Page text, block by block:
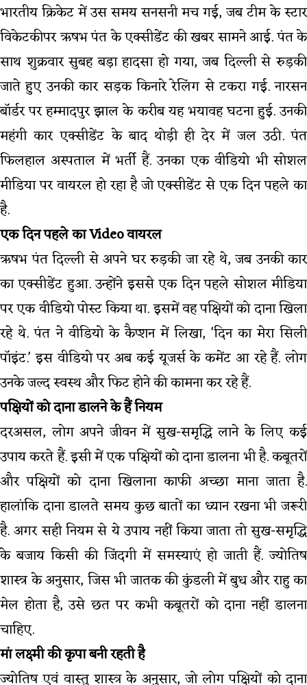
भारतीय क्रिकेट में उस समय सनसनी मच गई, जब टीम के स्टार
विकेटकीपर ऋषभ पंत के एक्सीडेंट की खबर सामने आई. पंत के
साथ शुक्रवार सुबह बड़ा हादसा हो गया, जब दिल्ली से रुड़की
जाते हुए उनकी कार सड़क किनारे रेलिंग से टकरा गई. नारसन
बॉर्डर पर हम्मादपुर झाल के करीब यह भयावह घटना हुई. उनकी
महंगी कार एक्सीडेंट के बाद थोड़ी ही देर में जल उठी. पंत
फिलहाल अस्पताल में भर्ती हैं. उनका एक वीडियो भी सोशल
मीडिया पर वायरल हो रहा है जो एक्सीडेंट से एक दिन पहले का
है.
एक दिन पहले का Video वायरल
ऋषभ पंत दिल्ली से अपने घर रुड़की जा रहे थे, जब उनकी कार
का एक्सीडेंट हुआ. उन्होंने इससे एक दिन पहले सोशल मीडिया
पर एक वीडियो पोस्ट किया था. इसमें वह पक्षियों को दाना खिला
रहे थे. पंत ने वीडियो के कैप्शन में लिखा, 'दिन का मेरा सिली
पॉइंट.' इस वीडियो पर अब कई यूजर्स के कमेंट आ रहे हैं. लोग
उनके जल्द स्वस्थ और फिट होने की कामना कर रहे हैं.
पक्षियों को दाना डालने के हैं नियम
दरअसल, लोग अपने जीवन में सुख-समृद्धि लाने के लिए कई
उपाय करते हैं. इसी में एक पक्षियों को दाना डालना भी है. कबूतरों
और पक्षियों को दाना खिलाना काफी अच्छा माना जाता है.
हालांकि दाना डालते समय कुछ बातों का ध्यान रखना भी जरूरी
है. अगर सही नियम से ये उपाय नहीं किया जाता तो सुख-समृद्धि
के बजाय किसी की जिंदगी में समस्याएं हो जाती हैं. ज्योतिष
शास्त्र के अनुसार, जिस भी जातक की कुंडली में बुध और राहु का
मेल होता है, उसे छत पर कभी कबूतरों को दाना नहीं डालना
चाहिए.
मां लक्ष्मी की कृपा बनी रहती है
ज्‍योतिष एवं वास्‍तु शास्‍त्र के अनुसार, जो लोग पक्षियों को दाना